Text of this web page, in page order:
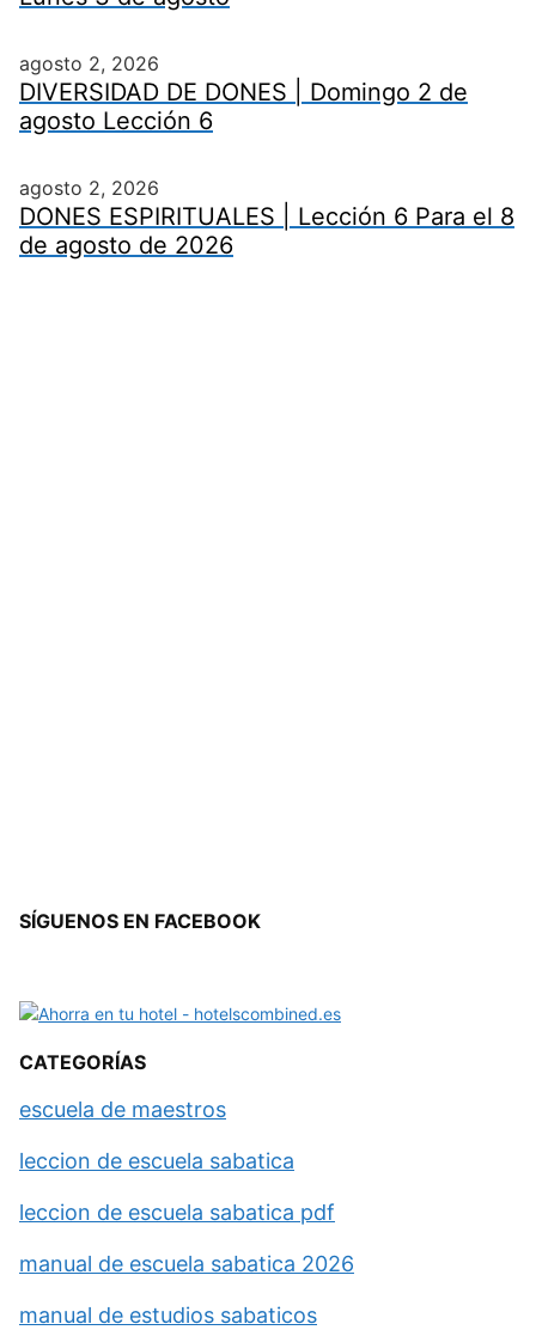
agosto 2, 2026
DIVERSIDAD DE DONES | Domingo 2 de
agosto Lección 6
agosto 2, 2026
DONES ESPIRITUALES | Lección 6 Para el 8
de agosto de 2026
SÍGUENOS EN FACEBOOK
CATEGORÍAS
escuela de maestros
leccion de escuela sabatica
leccion de escuela sabatica pdf
manual de escuela sabatica 2026
manual de estudios sabaticos